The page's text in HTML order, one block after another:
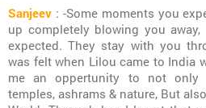
Sanjeev : -Some moments you
up completely blowing you away,
expected. They stay with you
was felt when Lilou came to India
me an oppertunity to not only
temples, ashrams & nature, But